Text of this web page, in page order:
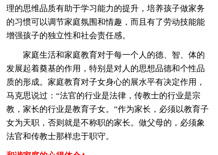
理的思维品质有助于学习能力的提升，培养孩子做家务
的习惯可以调节家庭氛围和情趣，而且有了劳动技能能
增强孩子的独立性和社会责任感。
家庭生活和家庭教育对于每一个人的德、智、体的
发展起着奠基的作用，特别是对人的思想品德和个性品
质的形成。家庭教育对子女身心的展水平有决定作用，
马克思说过：“法官的行业是法律，传教士的行业是宗
教，家长的行业是教育子女。”作为家长，必须以教育子
女为天职，否则就是不称职的家长。做父母的，必须象
法官和传教士那样忠于职守。